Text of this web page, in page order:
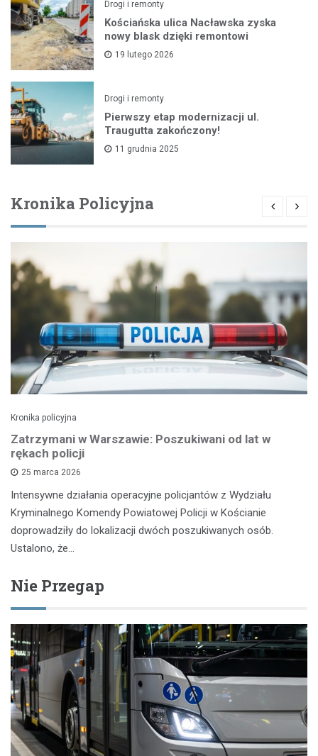
Drogi i remonty
Kościańska ulica Nacławska zyska
nowy blask dzięki remontowi
19 lutego 2026
Drogi i remonty
Pierwszy etap modernizacji ul.
Traugutta zakończony!
11 grudnia 2025
Kronika Policyjna
Kronika policyjna
Zatrzymani w Warszawie: Poszukiwani od lat w
rękach policji
25 marca 2026
Intensywne działania operacyjne policjantów z Wydziału
Kryminalnego Komendy Powiatowej Policji w Kościanie
doprowadziły do lokalizacji dwóch poszukiwanych osób.
Ustalono, że…
Nie Przegap